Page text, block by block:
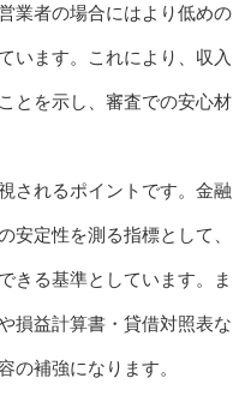
業者の場合にはより低めの
います。これにより、収入
とを示し、審査での安心材
されるポイントです。金融
安定性を測る指標として、
きる基準としています。ま
損益計算書・貸借対照表な
の補強になります。